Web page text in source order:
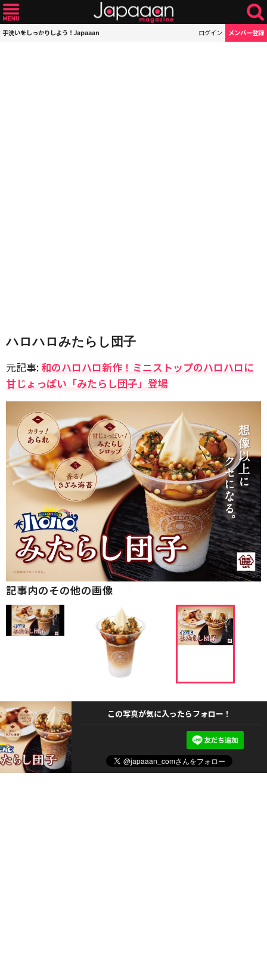
手洗いをしっかりしよう！Japaaan ログイン メンバー登録
ハロハロみたらし団子
元記事:和のハロハロ新作！ミニストップのハロハロに
甘じょっぱい「みたらし団子」登場
記事内のその他の画像
この写真が気に入ったらフォロー！